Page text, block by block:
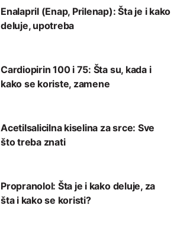
Enalapril (Enap, Prilenap): Šta je i kako
deluje, upotreba
Cardiopirin 100 i 75: Šta su, kada i
kako se koriste, zamene
Acetilsalicilna kiselina za srce: Sve
što treba znati
Propranolol: Šta je i kako deluje, za
šta i kako se koristi?